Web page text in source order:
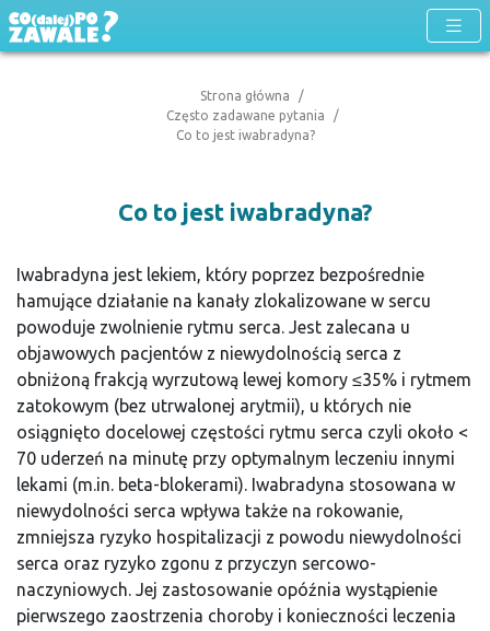
Strona główna
Często zadawane pytania
Co to jest iwabradyna?
Co to jest iwabradyna?
Iwabradyna jest lekiem, który poprzez bezpośrednie
hamujące działanie na kanały zlokalizowane w sercu
powoduje zwolnienie rytmu serca. Jest zalecana u
objawowych pacjentów z niewydolnością serca z
obniżoną frakcją wyrzutową lewej komory ≤35% i rytmem
zatokowym (bez utrwalonej arytmii), u których nie
osiągnięto docelowej częstości rytmu serca czyli około <
70 uderzeń na minutę przy optymalnym leczeniu innymi
lekami (m.in. beta-blokerami). Iwabradyna stosowana w
niewydolności serca wpływa także na rokowanie,
zmniejsza ryzyko hospitalizacji z powodu niewydolności
serca oraz ryzyko zgonu z przyczyn sercowo-
naczyniowych. Jej zastosowanie opóźnia wystąpienie
pierwszego zaostrzenia choroby i konieczności leczenia